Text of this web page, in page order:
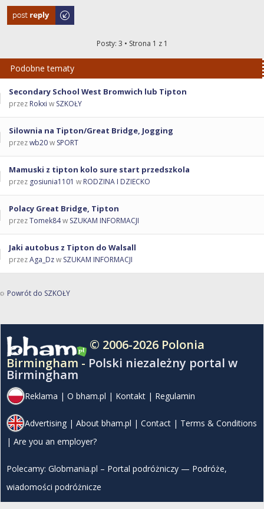
Odpowiedz
Posty: 3 • Strona 1 z 1
Podobne tematy
Secondary School West Bromwich lub Tipton
przez Rokxi w SZKOŁY
Silownia na Tipton/Great Bridge, Jogging
przezwb20w SPORT
Mamuski z tipton kolo sure start przedszkola
przez gosiunia1101 w RODZINA I DZIECKO
Polacy Great Bridge, Tipton
przezTomek84w SZUKAM INFORMACJI
Jaki autobus z Tipton do Walsall
przezAga_Dzw SZUKAM INFORMACJI
Powrót do SZKOŁY
© 2006-2026 Polonia
Birmingham - Polski niezależny portal w
Birmingham
Reklama | O bham.pl | Kontakt | Regulamin
Advertising | About bham.pl | Contact | Terms & Conditions
| Are you an employer?
Polecamy: Globmania.pl – Portal podróżniczy — Podróże,
wiadomości podróżnicze